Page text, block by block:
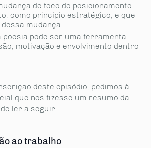
de foco do posicionamento
como princípio estratégico, e que
mudança.
poesia pode ser uma ferramenta
motivação e envolvimento dentro
deste episódio, pedimos à
que nos fizesse um resumo da
ler a seguir.
ao trabalho